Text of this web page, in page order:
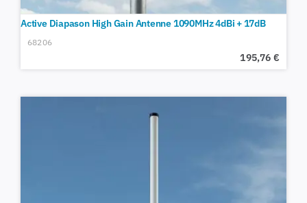
Active Diapason High Gain Antenne 1090MHz 4dBi + 17dB
68206
195,76 €